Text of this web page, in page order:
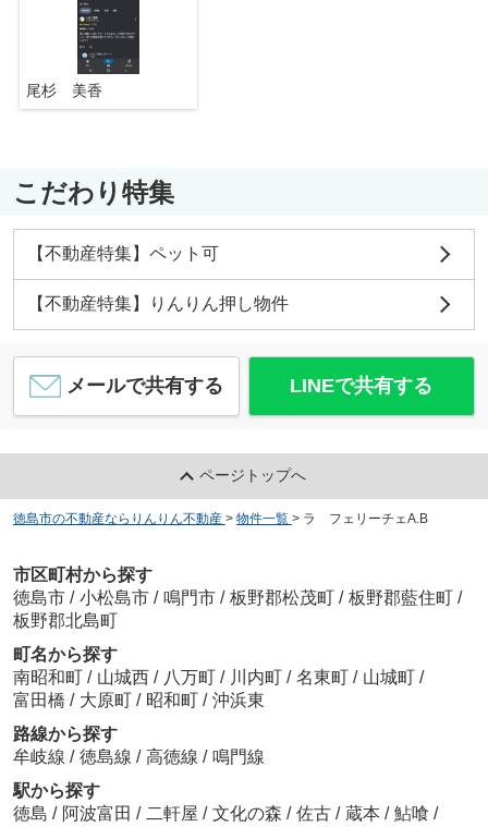
尾杉 美香
こだわり特集
【不動産特集】ペット可
【不動産特集】りんりん押し物件
メールで共有する LINEで共有する
ページトップへ
徳島市の不動産ならりんりん不動産 > 物件一覧 > ラ フェリーチェA.B
市区町村から探す
徳島市 / 小松島市 / 鳴門市 / 板野郡松茂町 / 板野郡藍住町 /
板野郡北島町
町名から探す
南昭和町 / 山城西 / 八万町 / 川内町 / 名東町 / 山城町 /
富田橋 / 大原町 / 昭和町 / 沖浜東
路線から探す
牟岐線 / 徳島線 / 高徳線 / 鳴門線
駅から探す
徳島 / 阿波富田 / 二軒屋 / 文化の森 / 佐古 / 蔵本 / 鮎喰 /